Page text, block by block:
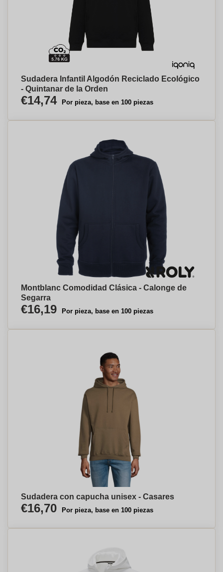
Sudadera Infantil Algodón Reciclado Ecológico
- Quintanar de la Orden
€14,74 Por pieza, base en 100 piezas
Montblanc Comodidad Clásica - Calonge de
Segarra
€16,19 Por pieza, base en 100 piezas
Sudadera con capucha unisex - Casares
€16,70 Por pieza, base en 100 piezas